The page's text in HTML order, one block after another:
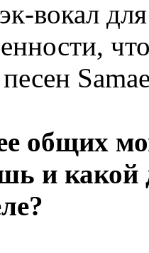
вокал
общих
и какой